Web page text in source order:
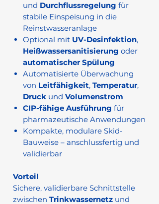
und Durchflussregelung für
stabile Einspeisung in die
Reinstwasseranlage
Optional mit UV-Desinfektion,
Heißwassersanitisierung oder
automatischer Spülung
Automatisierte Überwachung
von Leitfähigkeit, Temperatur,
Druck und Volumenstrom
CIP-fähige Ausführung für
pharmazeutische Anwendungen
Kompakte, modulare Skid-
Bauweise – anschlussfertig und
validierbar
Vorteil
Sichere, validierbare Schnittstelle
zwischen Trinkwassernetz und